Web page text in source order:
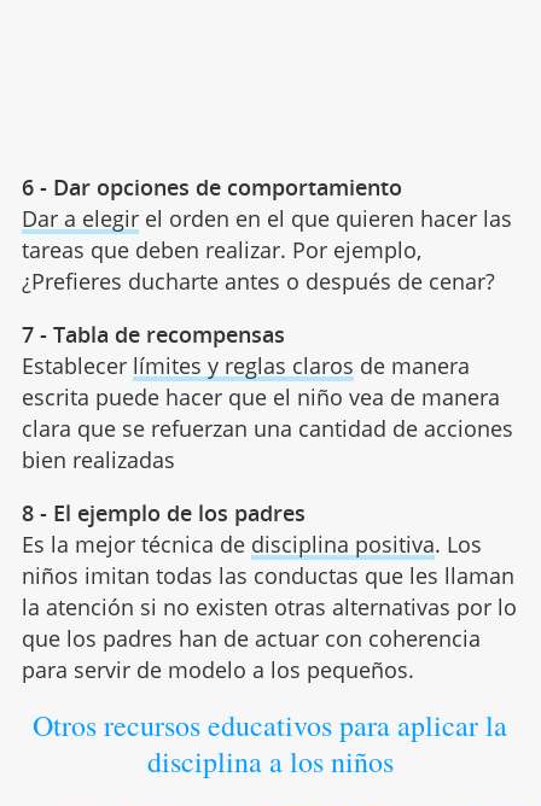
6 - Dar opciones de comportamiento
Dar a elegirel orden en el que quieren hacer las
tareas que deben realizar. Por ejemplo,
¿Prefieres ducharte antes o después de cenar?
7 - Tabla de recompensas
Establecer límites y reglas claros de manera
escrita puede hacer que el niño vea de manera
clara que se refuerzan una cantidad de acciones
bien realizadas
8 - El ejemplo de los padres
Es la mejor técnica de disciplina positiva. Los
niños imitan todas las conductas que les llaman
la atención si no existen otras alternativas por lo
que los padres han de actuar con coherencia
para servir de modelo a los pequeños.
Otros recursos educativos para aplicar la
disciplina a los niños